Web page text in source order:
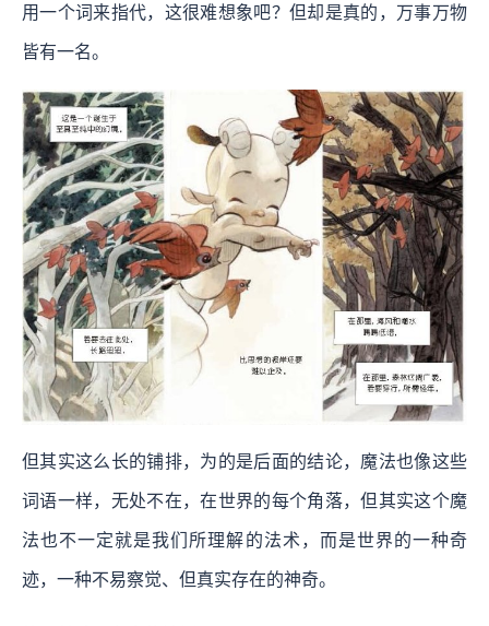
用一个词来指代，这很难想象吧？但却是真的，万事万物
皆有一名。
但其实这么长的铺排，为的是后面的结论，魔法也像这些
词语一样，无处不在，在世界的每个角落，但其实这个魔
法也不一定就是我们所理解的法术，而是世界的一种奇
迹，一种不易察觉、但真实存在的神奇。